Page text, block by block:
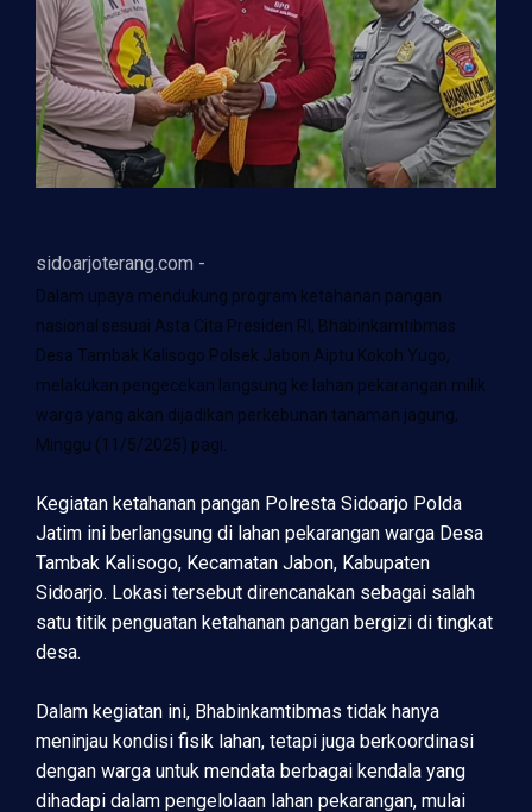
sidoarjoterang.com -
Dalam upaya mendukung program ketahanan pangan
nasional sesuai Asta Cita Presiden RI, Bhabinkamtibmas
Desa Tambak Kalisogo Polsek Jabon Aiptu Kokoh Yugo,
melakukan pengecekan langsung ke lahan pekarangan milik
warga yang akan dijadikan perkebunan tanaman jagung,
Minggu (11/5/2025) pagi.
Kegiatan ketahanan pangan Polresta Sidoarjo Polda
Jatim ini berlangsung di lahan pekarangan warga Desa
Tambak Kalisogo, Kecamatan Jabon, Kabupaten
Sidoarjo. Lokasi tersebut direncanakan sebagai salah
satu titik penguatan ketahanan pangan bergizi di tingkat
desa.
Dalam kegiatan ini, Bhabinkamtibmas tidak hanya
meninjau kondisi fisik lahan, tetapi juga berkoordinasi
dengan warga untuk mendata berbagai kendala yang
dihadapi dalam pengelolaan lahan pekarangan, mulai